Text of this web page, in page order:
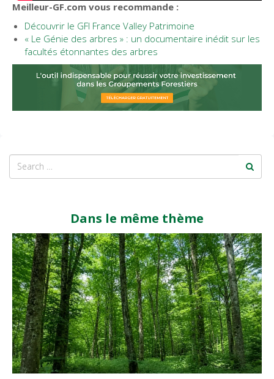
Meilleur-GF.com vous recommande :
Découvrir le GFI France Valley Patrimoine
« Le Génie des arbres » : un documentaire inédit sur les
facultés étonnantes des arbres
Dans le même thème